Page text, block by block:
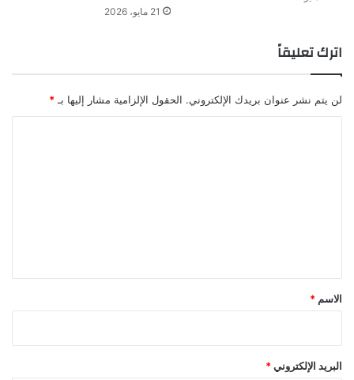
21 مايو، 2026
اترك تعليقاً
لن يتم نشر عنوان بريدك الإلكتروني. الحقول الإلزامية مشار إليها بـ *
*
الاسم *
البريد الإلكتروني *